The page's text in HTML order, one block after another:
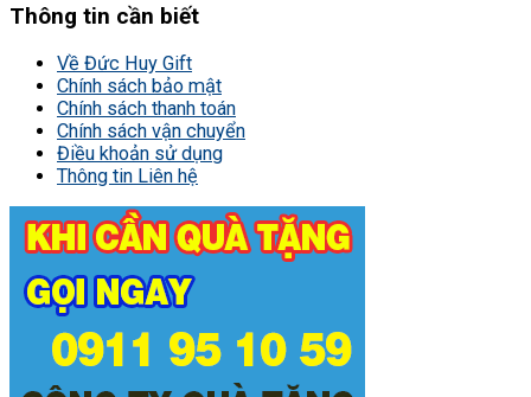
Thông tin cần biết
Về Đức Huy Gift
Chính sách bảo mật
Chính sách thanh toán
Chính sách vận chuyển
Điều khoản sử dụng
Thông tin Liên hệ